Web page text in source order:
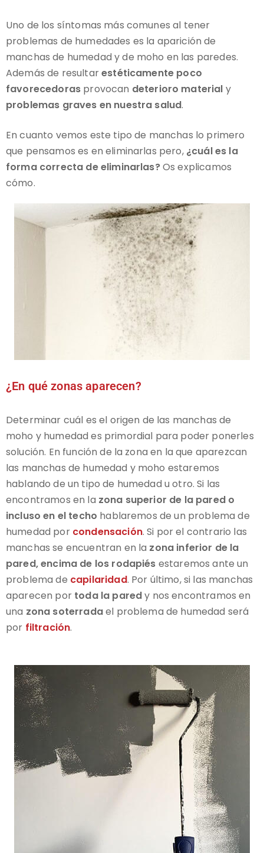
Uno de los síntomas más comunes al tener
problemas de humedades es la aparición de
manchas de humedad y de moho en las paredes.
Además de resultarestéticamente poco
favorecedoras provocan deterioro material y
problemas graves en nuestra salud.
En cuanto vemos este tipo de manchas lo primero
que pensamos es en eliminarlas pero, ¿cuál es la
forma correcta de eliminarlas?Os explicamos
cómo.
¿En qué zonas aparecen?
Determinar cuál es el origen de las manchas de
moho y humedad es primordial para poder ponerles
solución. En función de la zona en la que aparezcan
las manchas de humedad y moho estaremos
hablando de un tipo de humedad u otro. Si las
encontramos en la zona superior de la pared o
incluso en el techo hablaremos de un problema de
humedad por condensación. Si por el contrario las
manchas se encuentran en la zona inferior de la
pared, encima de los rodapiés estaremos ante un
problema de capilaridad. Por último, si las manchas
aparecen portoda la paredy nos encontramos en
una zona soterradael problema de humedad será
por filtración.